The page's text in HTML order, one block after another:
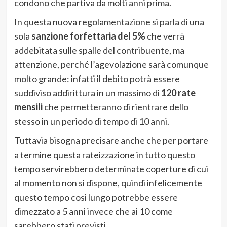
condono che partiva da molti anni prima.
In questa nuova regolamentazione si parla di una
sola sanzione forfettaria del 5%che verrà
addebitata sulle spalle del contribuente, ma
attenzione, perché l’agevolazione sarà comunque
molto grande: infatti il debito potrà essere
suddiviso addirittura in un massimo di 120 rate
mensiliche permetteranno di rientrare dello
stesso in un periodo di tempo di 10 anni.
Tuttavia bisogna precisare anche che per portare
a termine questa rateizzazione in tutto questo
tempo servirebbero determinate coperture di cui
al momento non si dispone, quindi infelicemente
questo tempo cosi lungo potrebbe essere
dimezzato a 5 anni invece che ai 10 come